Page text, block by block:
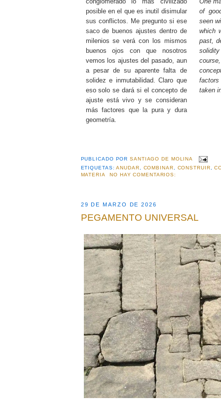
posible en el que es inutil disimular
sus conflictos. Me pregunto si ese
saco de buenos ajustes dentro de
milenios se verá con los mismos
buenos ojos con que nosotros
vemos los ajustes del pasado, aun
a pesar de su aparente falta de
solidez e inmutabilidad. Claro que
eso solo se dará si el concepto de
ajuste está vivo y se consideran
más factores que la pura y dura
geometría.
of
seen
which
past,
taken
PUBLICADO PORSANTIAGO DE MOLINA
ETIQUETAS:ANUDAR, COMBINAR, CONSTRUIR,
MATERIA
NO HAY COMENTARIOS:
29 DE MARZO DE 2026
PEGAMENTO UNIVERSAL